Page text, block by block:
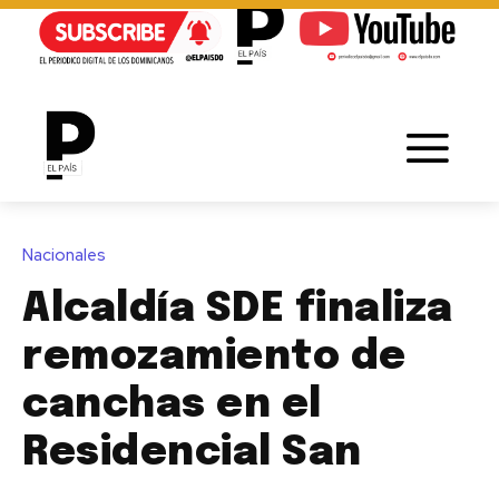
Nacionales
Alcaldía SDE finaliza
remozamiento de
canchas en el
Residencial San